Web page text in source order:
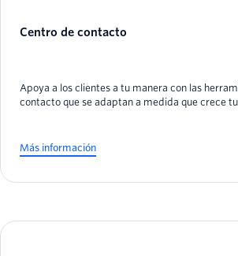
Centro de contacto
Apoya a los clientes a tu manera con las
contacto que se adaptan a medida que crece
Más información